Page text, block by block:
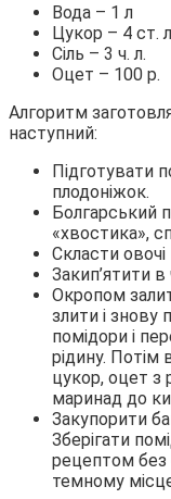
Вода – 1 л
Цукор – 4 ст.
Сіль – 3 ч. л.
Оцет – 100 р.
Алгоритм
наступний:
Підготувати
плодоніжок.
Болгарський
«хвостика»,
Скласти овочі
Закип’ятити
Окропом
злити і знову
помідори і
рідину. Потім
цукор, оцет з
маринад до
Закупорити
Зберігати
рецептом без
темному